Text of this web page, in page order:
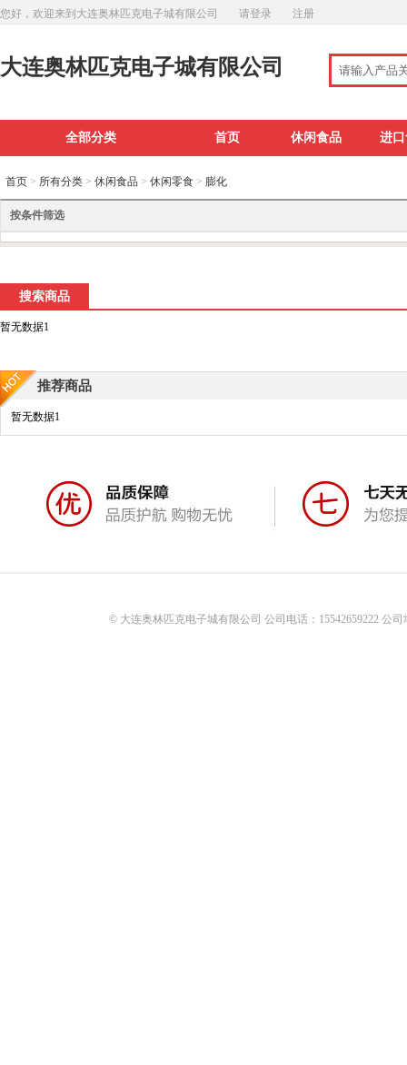
您好，欢迎来到大连奥林匹克电子城有限公司 请登录 注册
大连奥林匹克电子城有限公司
全部分类 首页 休闲食品 进
首页 > 所有分类 > 休闲食品 > 休闲零食 > 膨化
按条件筛选
搜索商品
暂无数据1
推荐商品
暂无数据1
© 大连奥林匹克电子城有限公司 公司电话：15542659222 公